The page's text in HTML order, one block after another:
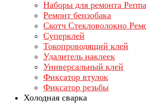
Наборы для ремонта
Ремонт бензобака
Скотч Стекловолокно
Суперклей
Токопроводящий клей
Удалитель наклеек
Универсальный клей
Фиксатор втулок
Фиксатор резьбы
Холодная сварка